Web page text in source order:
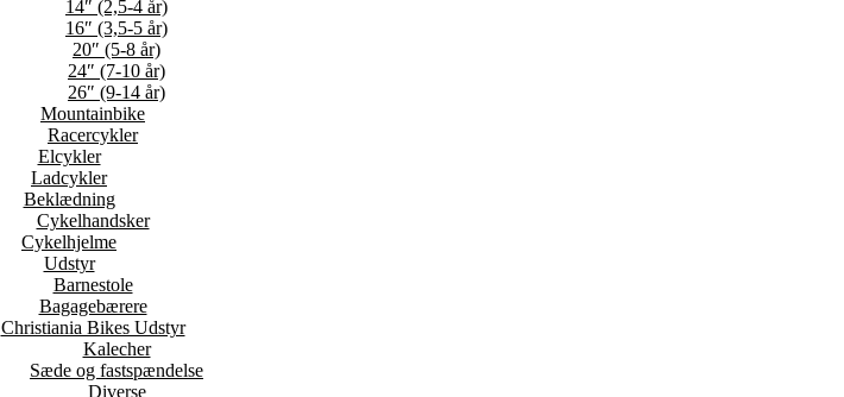
14″ (2,5-4 år)
16″ (3,5-5 år)
20″ (5-8 år)
24″ (7-10 år)
26″ (9-14 år)
Mountainbike
Racercykler
Elcykler
Ladcykler
Beklædning
Cykelhandsker
Cykelhjelme
Udstyr
Barnestole
Bagagebærere
Christiania Bikes Udstyr
Kalecher
Sæde og fastspændelse
Diverse